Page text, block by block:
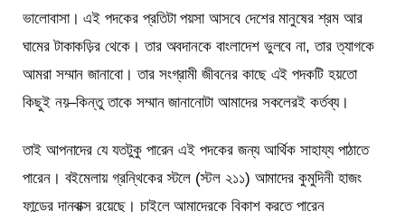
ভালোবাসা। এই পদকের প্রতিটা পয়সা আসবে দেশের মানুষের শ্রম আর
ঘামের টাকাকড়ির থেকে। তার অবদানকে বাংলাদেশ ভুলবে না, তার ত্যাগকে
আমরা সম্মান জানাবো। তার সংগ্রামী জীবনের কাছে এই পদকটি হয়তো
কিছুই নয়–কিন্তু তাকে সম্মান জানানোটা আমাদের সকলেরই কর্তব্য।
তাই আপনাদের যে যতটুকু পারেন এই পদকের জন্য আর্থিক সাহায্য পাঠাতে
পারেন। বইমেলায় গ্রন্থিকের স্টলে (স্টল ২১১) আমাদের কুমুদিনী হাজং
ফান্ডের দানবাক্স রয়েছে। চাইলে আমাদেরকে বিকাশ করতে পারেন